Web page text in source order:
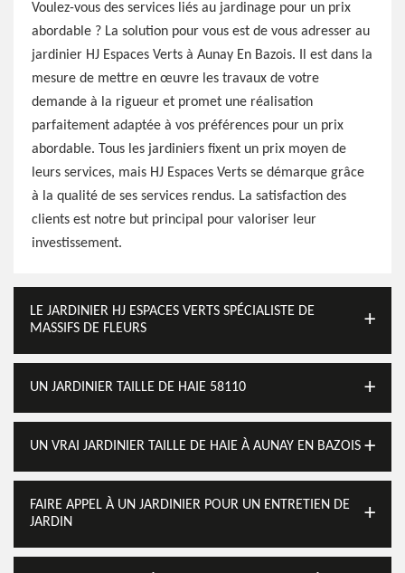
Voulez-vous des services liés au jardinage pour un prix
abordable ? La solution pour vous est de vous adresser au
jardinier HJ Espaces Verts à Aunay En Bazois. Il est dans la
mesure de mettre en œuvre les travaux de votre
demande à la rigueur et promet une réalisation
parfaitement adaptée à vos préférences pour un prix
abordable. Tous les jardiniers fixent un prix moyen de
leurs services, mais HJ Espaces Verts se démarque grâce
à la qualité de ses services rendus. La satisfaction des
clients est notre but principal pour valoriser leur
investissement.
LE JARDINIER HJ ESPACES VERTS SPÉCIALISTE DE
MASSIFS DE FLEURS
UN JARDINIER TAILLE DE HAIE 58110
UN VRAI JARDINIER TAILLE DE HAIE À AUNAY EN BAZOIS
FAIRE APPEL À UN JARDINIER POUR UN ENTRETIEN DE
JARDIN